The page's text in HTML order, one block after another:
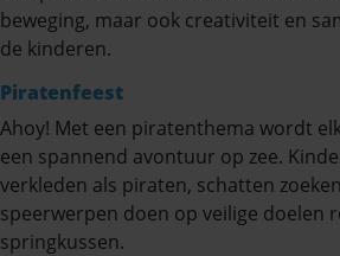
beweging, maar ook creativiteit en
de kinderen.
Piratenfeest
Ahoy! Met een piratenthema wordt
een spannend avontuur op zee.
verkleden als piraten, schatten
speerwerpen doen op veilige doelen
springkussen.